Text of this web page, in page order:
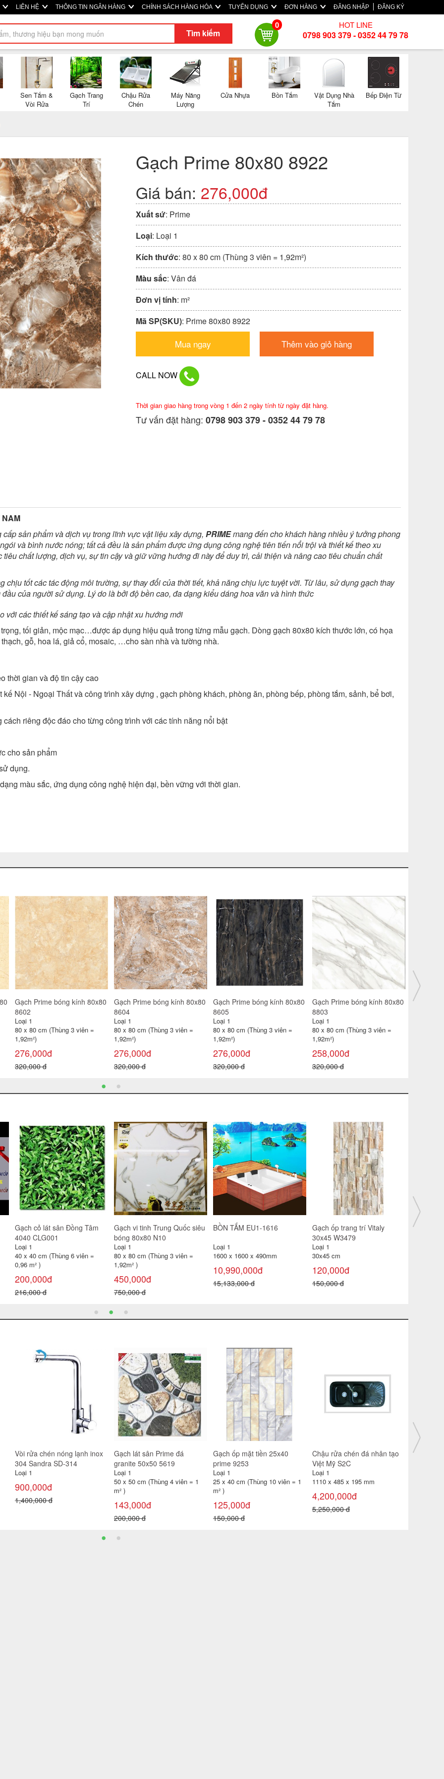
LIÊN HỆ THÔNG TIN NGÂN HÀNG CHÍNH SÁCH HÀNG HÓA TUYỂN DỤNG ĐƠN HÀNG ĐĂNG NHẬP ĐĂNG KÝ
Tìm kiếm
0 HOT LINE
0798 903 379 - 0352 44 79 78
Sen Tắm &
Vòi Rửa
Gạch Trang
Trí
Chậu Rửa
Chén
Máy Năng
Lượng
Cửa Nhựa Bồn Tắm
Vật Dụng Nhà
Tắm
Bếp Điện Từ
Gạch Prime 80x80 8922
Giá bán: 276,000đ
Xuất sứ: Prime
Loại: Loại 1
Kích thước: 80 x 80 cm (Thùng 3 viên = 1,92m²)
Màu sắc: Vân đá
Đơn vị tính: m²
Mã SP(SKU): Prime 80x80 8922
Mua ngay Thêm vào giỏ hàng
CALL NOW
Thời gian giao hàng trong vòng 1 đến 2 ngày tính từ ngày đặt hàng.
Tư vấn đặt hàng: 0798 903 379 - 0352 44 79 78
NAM
sản phẩm và dịch vụ trong lĩnh vực vật liệu xây dựng, PRIMEmang đến cho khách hàng nhiều ý tưởng phong
và bình nước nóng; tất cả đều là sản phẩm được ứng dụng công nghệ tiên tiến nổi trội và thiết kế theo xu
chất lượng, dịch vụ, sự tin cậy và giữ vững hướng đi này để duy trì, cải thiện và nâng cao tiêu chuẩn chất
chịu tốt các tác động môi trường, sự thay đổi của thời tiết, khả năng chịu lực tuyệt vời. Từ lâu, sử dụng gạch thay
của người sử dụng. Lý do là bởi độ bền cao, đa dạng kiểu dáng hoa văn và hình thức
với các thiết kế sáng tạo và cập nhật xu hướng mới
tối giản, mộc mạc…được áp dụng hiệu quả trong từng mẫu gạch. Dòng gạch 80x80 kích thước lớn, có họa
gỗ, hoa lá, giả cổ, mosaic, …cho sàn nhà và tường nhà.
thời gian và độ tin cậy cao
Nội - Ngoại Thất và công trình xây dựng , gạch phòng khách, phòng ăn, phòng bếp, phòng tắm, sảnh, bể bơi,
riêng độc đáo cho từng công trình với các tính năng nổi bật
cho sản phẩm
dụng.
màu sắc, ứng dụng công nghệ hiện đại, bền vững với thời gian.
Gạch Prime bóng kính 80x80
8805
Loại 1
80 x 80 cm (Thùng 3 viên =
1,92m²)
278,000đ
320,000 đ
Gạch Prime bóng kính 80x80
8806
Loại 1
80 x 80 cm (Thùng 3 viên =
1,92m²)
258,000đ
320,000 đ
Gạch Prime bóng kính 80x80
8807
Loại 1
80 x 80 cm (Thùng 3 viên =
1,92m²)
270,000đ
320,000 đ
Gạch Prime bóng kính 80x80
8810
Loại 1
80 x 80 cm (Thùng 3 viên =
1,92m²)
268,000đ
320,000 đ
Gạch
Gương Viglacera VG833
(VSDG3)
Loại 1
500 x 700 x 5mm
470,000đ
550,000 đ
Combo 6
Loại 1
6 món
1,350,000đ
1,600,000 đ
Bồn cầu giá rẻ Minh Long tay
Loại 1
550,000đ
800,000 đ
Gạch ốp trang trí Vitaly
30x45 W3480
Loại 1
30x45 cm
120,000đ
150,000 đ
Gạch lát
Gạch lát sân Prime đá
granite 50x50 5619
Loại 1
m² )
143,000đ
Gạch ốp mặt tiền 25x40
prime 9253
Loại 1
25 x 40 cm (Thùng 10 viên = 1
m² )
125,000đ
150,000 đ
Chậu rửa chén đá nhân tạo
Việt Mỹ S2C
Loại 1
1110 x 485 x 195 mm
4,200,000đ
5,250,000 đ
Gạch Prime 50x50 2064
Loại 1
50 x 50 cm (Thùng 4 viên =
106,000đ
Gạch